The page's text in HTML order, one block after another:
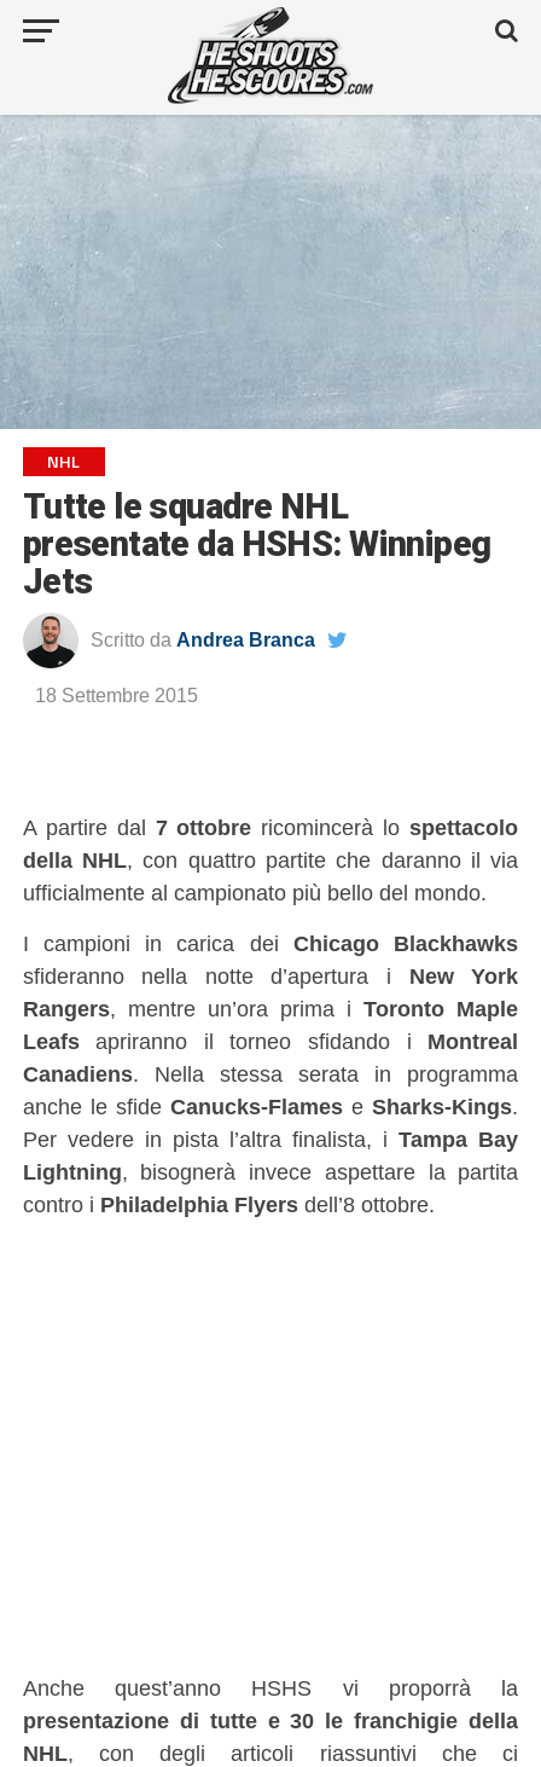
NHL
Tutte le squadre NHL
presentate da HSHS: Winnipeg
Jets
Scritto da Andrea Branca
18 Settembre 2015
A partire dal 7 ottobre ricomincerà lospettacolo
della NHL, con quattro partite che daranno il via
ufficialmente al campionato più bello del mondo.
I campioni in carica deiChicago Blackhawks
sfideranno nella notte d’apertura i New York
Rangers, mentre un’ora prima iToronto Maple
Leafsapriranno il torneo sfidando i Montreal
Canadiens. Nella stessa serata in programma
anche le sfideCanucks-Flames eSharks-Kings.
Per vedere in pista l’altra finalista, iTampa Bay
Lightning, bisognerà invece aspettare la partita
contro i Philadelphia Flyersdell’8 ottobre.
Anche quest’anno HSHS vi proporrà la
presentazione di tutte e 30 le franchigie della
NHL, con degli articoli riassuntivi che ci